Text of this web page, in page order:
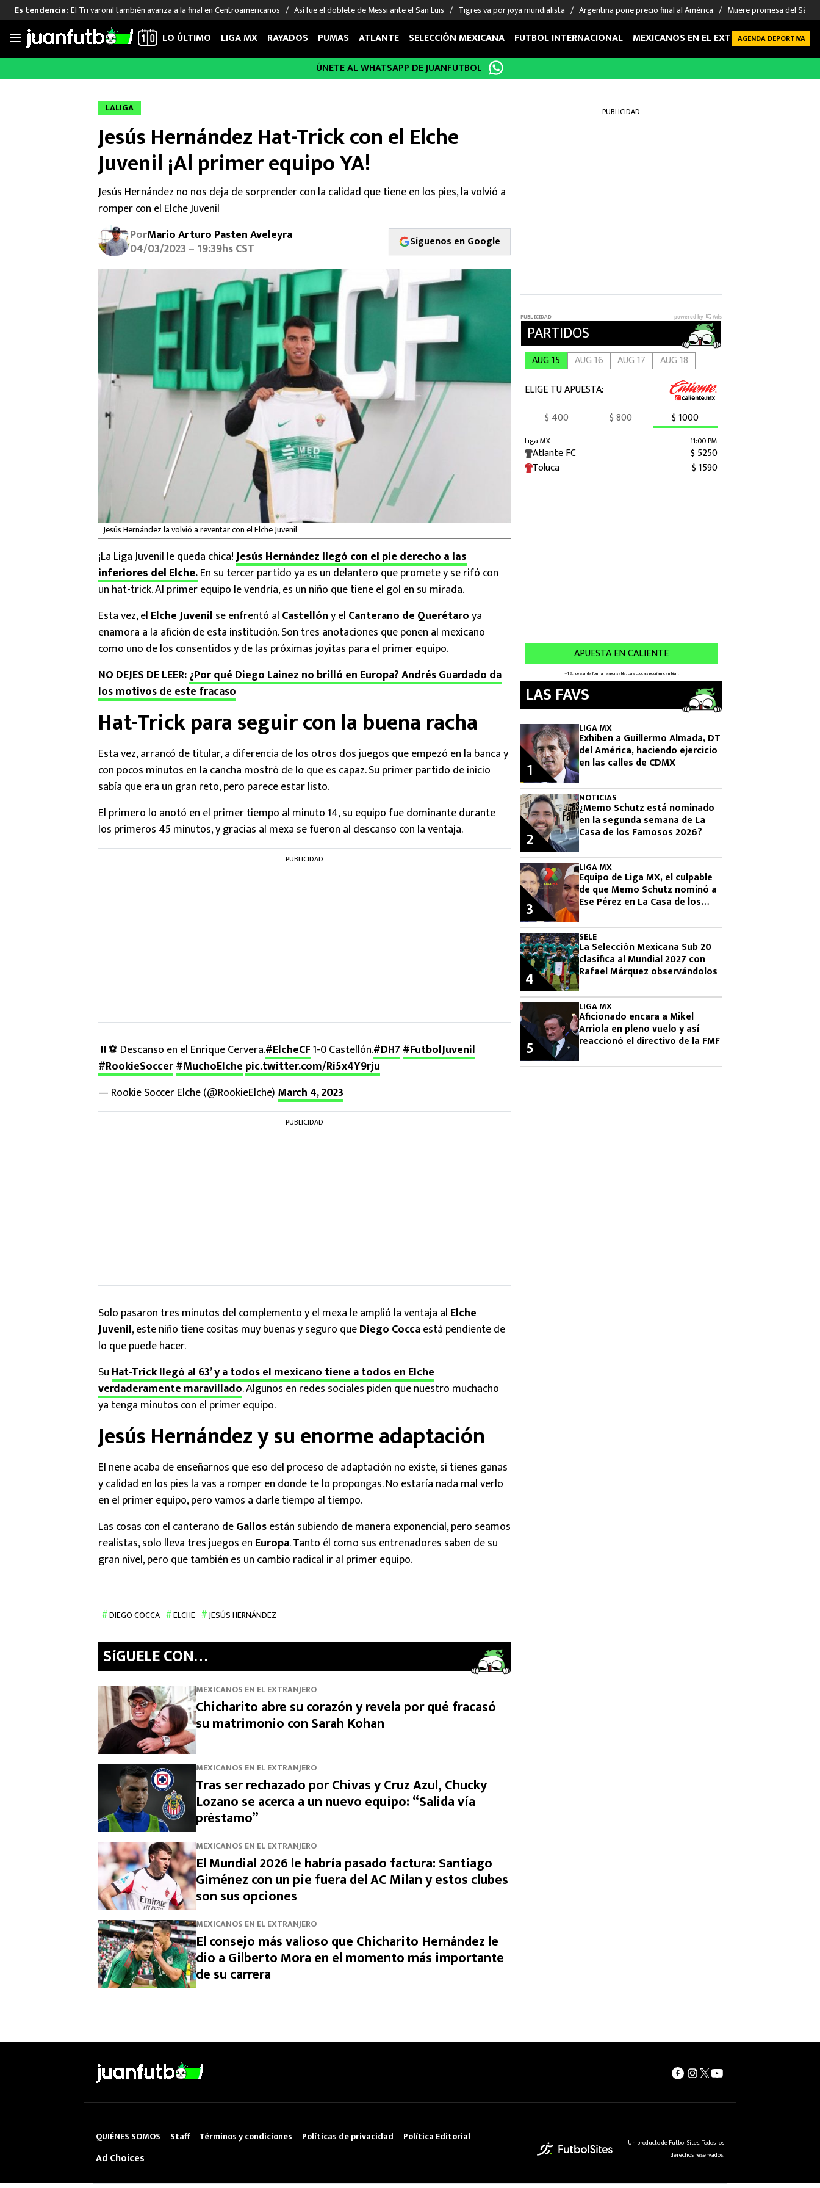
Saltar
Es tendencia: El Tri varonil también avanza a la final en Centroamericanos Así fue el doblete de Messi ante el San Luis Tigres va por joya mundialista Argentina pone precio final al América Muere promesa del São
LIGA MX
Chivas de Guadalajara
FUT INTERNACIONAL
Las Noticias
Selección Mexicana
Champions League
Europa League
Real Madrid
Barcelona
MEXICANOS EN EL EXTRANJERO
Memo Ochoa
Edson Álvarez
Santiago Giménez
Rodrigo Huescas
FIGURAS
Sergio Ramos
DEPORTES
NBA
LO ÚLTIMO LIGA MX RAYADOS PUMAS ATLANTE SELECCIÓN MEXICANA FUTBOL INTERNACIONAL MEXICANOS EN EL EXTRANJERO FUTBOL
AGENDA DEPORTIVA
ÚNETE AL WHATSAPP DE JUANFUTBOL
LALIGA
Jesús Hernández Hat-Trick con el Elche
Juvenil ¡Al primer equipo YA!
Jesús Hernández no nos deja de sorprender con la calidad que tiene en los pies, la volvió a
romper con el Elche Juvenil
PorMario Arturo Pasten Aveleyra
04/03/2023 – 19:39hs CST Síguenos en Google
Jesús Hernández la volvió a reventar con el Elche Juvenil
¡La Liga Juvenil le queda chica!Jesús Hernández llegó con el pie derecho a las
inferiores del Elche.En su tercer partido ya es un delantero que promete y se rifó con
un hat-trick. Al primer equipo le vendría, es un niño que tiene el gol en su mirada.
Esta vez, el Elche Juvenil se enfrentó al Castellóny el Canterano de Querétaroya
enamora a la afición de esta institución. Son tres anotaciones que ponen al mexicano
como uno de los consentidos y de las próximas joyitas para el primer equipo.
NO DEJES DE LEER:¿Por qué Diego Lainez no brilló en Europa? Andrés Guardado da
los motivos de este fracaso
Hat-Trick para seguir con la buena racha
Esta vez, arrancó de titular, a diferencia de los otros dos juegos que empezó en la banca y
con pocos minutos en la cancha mostró de lo que es capaz. Su primer partido de inicio
sabía que era un gran reto, pero parece estar listo.
El primero lo anotó en el primer tiempo al minuto 14, su equipo fue dominante durante
los primeros 45 minutos, y gracias al mexa se fueron al descanso con la ventaja.
PUBLICIDAD
⏸️⚽ Descanso en el Enrique Cervera.#ElcheCF1-0 Castellón.#DH7 #FutbolJuvenil
#RookieSoccer#MuchoElche pic.twitter.com/Ri5x4Y9rju
— Rookie Soccer Elche (@RookieElche) March 4, 2023
PUBLICIDAD
Solo pasaron tres minutos del complemento y el mexa le amplió la ventaja al Elche
Juvenil, este niño tiene cositas muy buenas y seguro queDiego Coccaestá pendiente de
lo que puede hacer.
Su Hat-Trick llegó al 63’ y a todos el mexicano tiene a todos en Elche
verdaderamente maravillado. Algunos en redes sociales piden que nuestro muchacho
ya tenga minutos con el primer equipo.
Jesús Hernández y su enorme adaptación
El nene acaba de enseñarnos que eso del proceso de adaptación no existe, si tienes ganas
y calidad en los pies la vas a romper en donde te lo propongas. No estaría nada mal verlo
en el primer equipo, pero vamos a darle tiempo al tiempo.
Las cosas con el canterano deGallosestán subiendo de manera exponencial, pero seamos
realistas, solo lleva tres juegos en Europa. Tanto él como sus entrenadores saben de su
gran nivel, pero que también es un cambio radical ir al primer equipo.
DIEGO COCCA ELCHE JESÚS HERNÁNDEZ
SíGUELE CON…
MEXICANOS EN EL EXTRANJERO
Chicharito abre su corazón y revela por qué fracasó
su matrimonio con Sarah Kohan
MEXICANOS EN EL EXTRANJERO
Tras ser rechazado por Chivas y Cruz Azul, Chucky
Lozano se acerca a un nuevo equipo: “Salida vía
préstamo”
MEXICANOS EN EL EXTRANJERO
El Mundial 2026 le habría pasado factura: Santiago
Giménez con un pie fuera del AC Milan y estos clubes
son sus opciones
MEXICANOS EN EL EXTRANJERO
El consejo más valioso que Chicharito Hernández le
dio a Gilberto Mora en el momento más importante
de su carrera
PUBLICIDAD
LAS FAVS
LIGA MX
Exhiben a Guillermo Almada, DT
del América, haciendo ejercicio
en las calles de CDMX
1
NOTICIAS
¿Memo Schutz está nominado
en la segunda semana de La
Casa de los Famosos 2026?
2
LIGA MX
Equipo de Liga MX, el culpable
de que Memo Schutz nominó a
Ese Pérez en La Casa de los
3
SELE
La Selección Mexicana Sub 20
clasifica al Mundial 2027 con
Rafael Márquez observándolos
4
LIGA MX
Aficionado encara a Mikel
Arriola en pleno vuelo y así
reaccionó el directivo de la FMF
5
QUIÉNES SOMOS Staff Términos y condiciones Políticas de privacidad Política Editorial
Ad Choices
Un producto de Futbol Sites. Todos los
derechos reservados.